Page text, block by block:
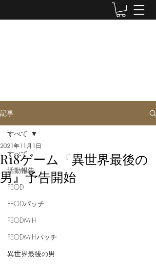
記事
すべて
活動報告
FEOD
FEODパッチ
FEODMIH
FEODMIHパッチ
異世界最後の男
すべて
R18ゲーム『異世界最後の
男』予告開始
2021年11月1日